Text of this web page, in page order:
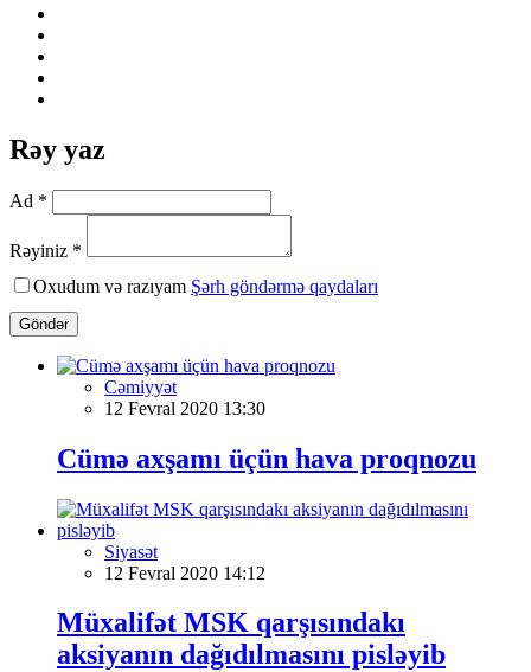
Rəy yaz
Ad *
Rəyiniz *
Oxudum və razıyam Şərh göndərmə qaydaları
Göndər
Cəmiyyət
12 Fevral 2020 13:30
Cümə axşamı üçün hava proqnozu
Siyasət
12 Fevral 2020 14:12
Müxalifət MSK qarşısındakı
aksiyanın dağıdılmasını pisləyib